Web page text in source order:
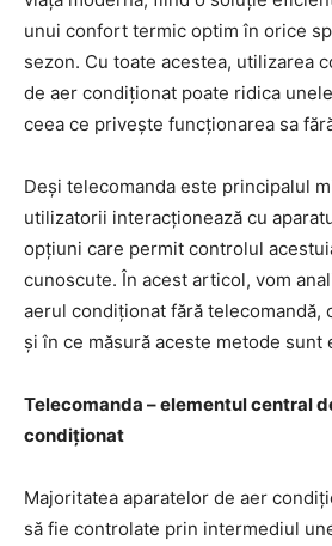
unui confort termic optim în orice
sezon. Cu toate acestea, utilizarea
de aer condiționat poate ridica
ceea ce privește funcționarea sa
Deși telecomanda este principalul
utilizatorii interacționează cu
opțiuni care permit controlul
cunoscute. În acest articol, vom
aerul condiționat fără telecomandă,
și în ce măsură aceste metode sunt
Telecomanda – elementul central
condiționat
Majoritatea aparatelor de aer
să fie controlate prin intermediul